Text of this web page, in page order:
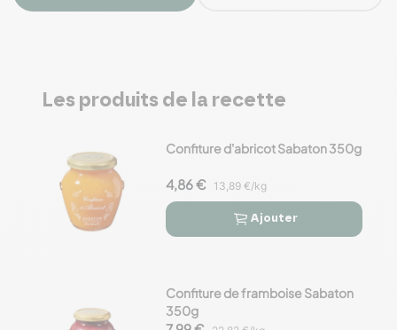
Les produits de la recette
Confiture d'abricot Sabaton 350g
4,86 € 13,89 €/kg
 
Ajouter
Confiture de framboise Sabaton
350g